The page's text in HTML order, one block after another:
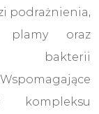
podrażnienia,
plamy oraz
bakterii
kompleksu